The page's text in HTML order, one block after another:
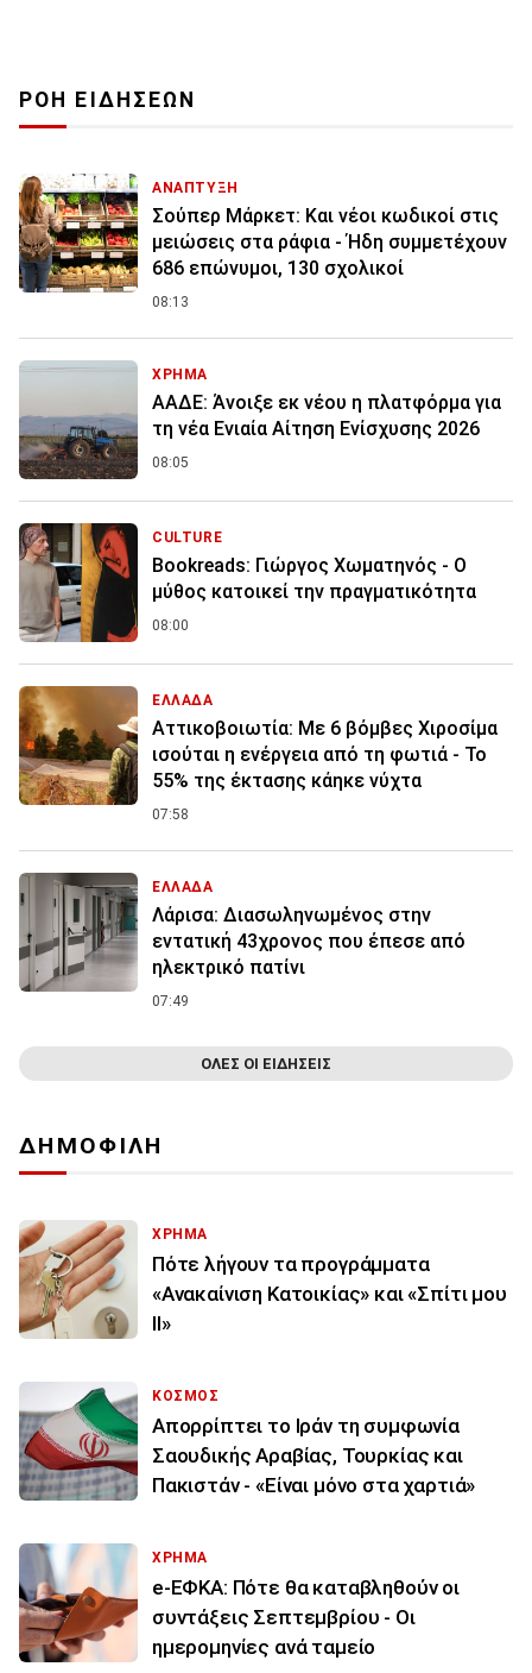
ΡΟΗ ΕΙΔΗΣΕΩΝ
ΑΝΑΠΤΥΞΗ
Σούπερ Μάρκετ: Και νέοι κωδικοί στις
μειώσεις στα ράφια - Ήδη συμμετέχουν
686 επώνυμοι, 130 σχολικοί
08:13
ΧΡΗΜΑ
ΑΑΔΕ: Άνοιξε εκ νέου η πλατφόρμα για
τη νέα Ενιαία Αίτηση Ενίσχυσης 2026
08:05
CULTURE
Bookreads: Γιώργος Χωματηνός - Ο
μύθος κατοικεί την πραγματικότητα
08:00
ΕΛΛΑΔΑ
Αττικοβοιωτία: Με 6 βόμβες Χιροσίμα
ισούται η ενέργεια από τη φωτιά - Το
55% της έκτασης κάηκε νύχτα
07:58
ΕΛΛΑΔΑ
Λάρισα: Διασωληνωμένος στην
εντατική 43χρονος που έπεσε από
ηλεκτρικό πατίνι
07:49
ΟΛΕΣ ΟΙ ΕΙΔΗΣΕΙΣ
ΔΗΜΟΦΙΛΗ
ΧΡΗΜΑ
Πότε λήγουν τα προγράμματα
«Ανακαίνιση Κατοικίας» και «Σπίτι μου
ΙΙ»
ΚΟΣΜΟΣ
Απορρίπτει το Ιράν τη συμφωνία
Σαουδικής Αραβίας, Τουρκίας και
Πακιστάν - «Είναι μόνο στα χαρτιά»
ΧΡΗΜΑ
e-ΕΦΚΑ: Πότε θα καταβληθούν οι
συντάξεις Σεπτεμβρίου - Οι
ημερομηνίες ανά ταμείο